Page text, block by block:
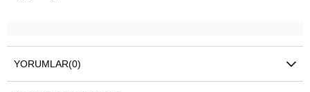
YORUMLAR(0)